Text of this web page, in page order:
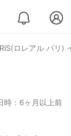
ロレアル パリ)
時：6ヶ月以上前